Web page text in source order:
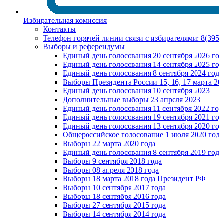
Избирательная комиссия
Контакты
Телефон горячей линии связи с избирателями:
Выборы и референдумы
Единый день голосования 20 сентября 2026
Единый день голосования 14 сентября 2025
Единый день голосования 8 сентября 2024
Выборы Президента России 15, 16, 17 марта
Единый день голосования 10 сентября 2023
Дополнительные выборы 23 апреля 2023
Единый день голосования 11 сентября 2022
Единый день голосования 19 сентября 2021
Единый день голосования 13 сентября 2020
Общероссийское голосование 1 июля 2020
Выборы 22 марта 2020 года
Единый день голосования 8 сентября 2019
Выборы 9 сентября 2018 года
Выборы 08 апреля 2018 года
Выборы 18 марта 2018 года Президент РФ
Выборы 10 сентября 2017 года
Выборы 18 сентября 2016 года
Выборы 27 сентября 2015 года
Выборы 14 сентября 2014 года